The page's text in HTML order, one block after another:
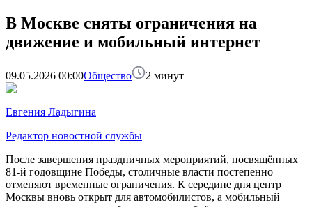
В Москве сняты ограничения на
движение и мобильный интернет
09.05.2026 00:00Общество 2 минут
Евгения Ладыгина
Редактор новостной службы
После завершения праздничных мероприятий, посвящённых
81-й годовщине Победы, столичные власти постепенно
отменяют временные ограничения. К середине дня центр
Москвы вновь открыт для автомобилистов, а мобильный